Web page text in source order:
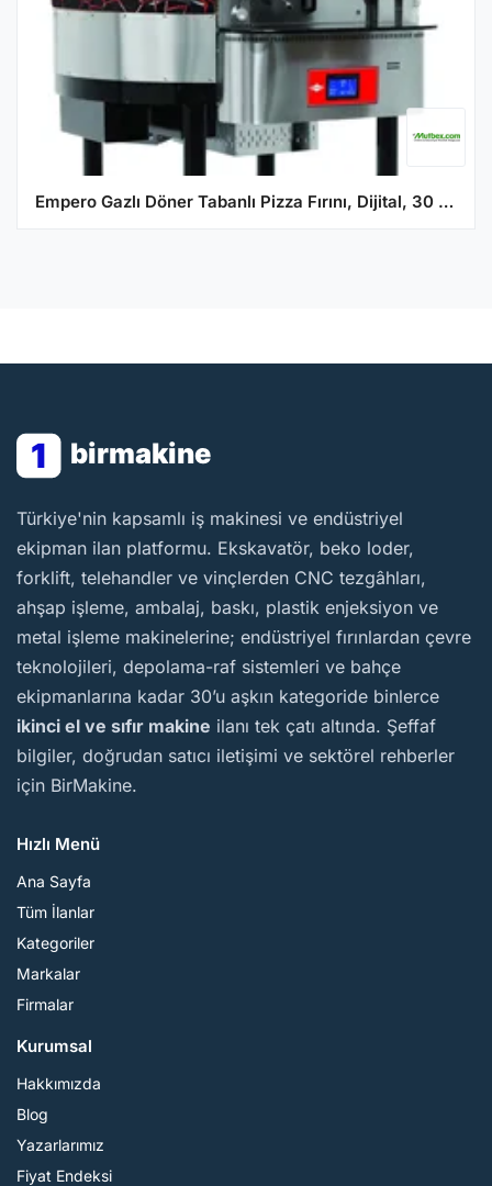
Empero Gazlı Döner Tabanlı Pizza Fırını, Dijital, 30 cm 130 Pizza/Saat Kapasiteli, Siyah Kırmızı
1 birmakine
BirMakine
Türkiye'nin kapsamlı iş makinesi ve endüstriyel
ekipman ilan platformu. Ekskavatör, beko loder,
forklift, telehandler ve vinçlerden CNC tezgâhları,
ahşap işleme, ambalaj, baskı, plastik enjeksiyon ve
metal işleme makinelerine; endüstriyel fırınlardan çevre
teknolojileri, depolama-raf sistemleri ve bahçe
ekipmanlarına kadar 30’u aşkın kategoride binlerce
ikinci el ve sıfır makine ilanı tek çatı altında. Şeffaf
bilgiler, doğrudan satıcı iletişimi ve sektörel rehberler
için BirMakine.
Hızlı Menü
Ana Sayfa
Tüm İlanlar
Kategoriler
Markalar
Firmalar
Kurumsal
Hakkımızda
Blog
Yazarlarımız
Fiyat Endeksi